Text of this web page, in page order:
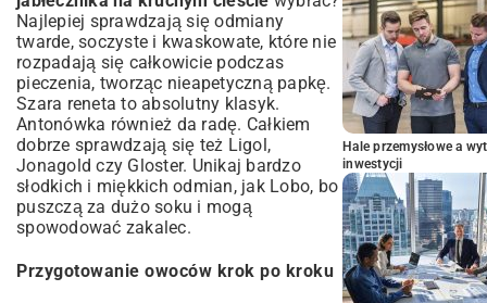
Najlepiej sprawdzają się odmiany
twarde, soczyste i kwaskowate, które nie
rozpadają się całkowicie podczas
pieczenia, tworząc nieapetyczną papkę.
Szara reneta to absolutny klasyk.
Antonówka również da radę. Całkiem
dobrze sprawdzają się też Ligol,
Jonagold czy Gloster. Unikaj bardzo
słodkich i miękkich odmian, jak Lobo, bo
puszczą za dużo soku i mogą
spowodować zakalec.
Przygotowanie owoców krok po kroku
Hale przemysłowe a
inwestycji